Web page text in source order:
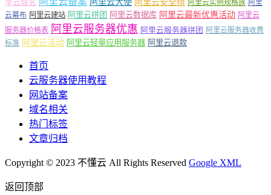
里云域名
阿里云实例规格族 阿里
云幕布 阿里云建站 阿里云拼团 阿里云数据库 阿里云最新优惠活动 阿里云
服务器价格表 阿里云服务器优惠 阿里云服务器拼团 阿里云服务器收费
标准 阿里云活动 阿里云轻量应用服务器 阿里云退款
首页
云服务器使用教程
网站备案
域名相关
热门标签
文章归档
Copyright © 2023 不懂云 All Rights Reserved Google XML
返回顶部